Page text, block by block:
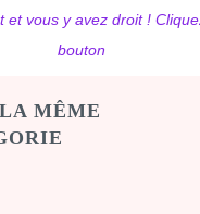
et vous y avez droit !
bouton
MÊME